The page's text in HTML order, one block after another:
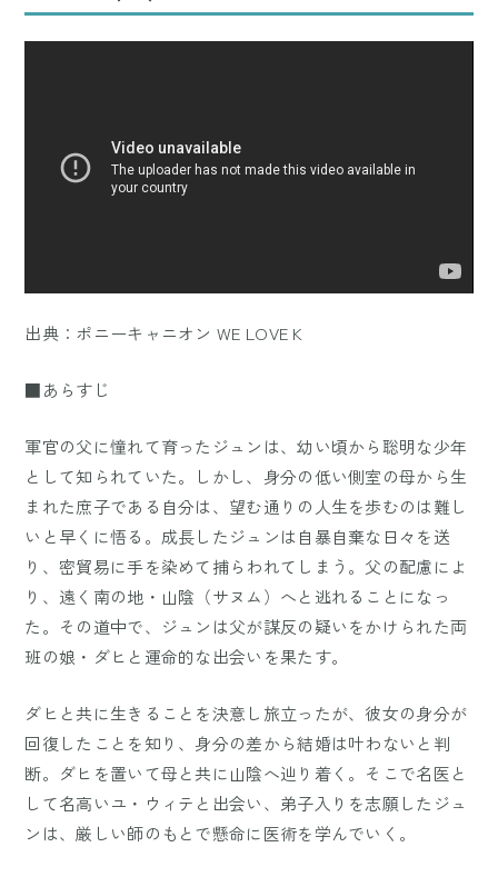
出典： ポニーキャニオン WE LOVE K
■あらすじ
軍官の父に憧れて育ったジュンは、幼い頃から聡明な少年
として知られていた。しかし、身分の低い側室の母から生
まれた庶子である自分は、望む通りの人生を歩むのは難し
いと早くに悟る。成長したジュンは自暴自棄な日々を送
り、密貿易に手を染めて捕らわれてしまう。父の配慮によ
り、遠く南の地・山陰（サヌム）へと逃れることになっ
た。その道中で、ジュンは父が謀反の疑いをかけられた両
班の娘・ダヒと運命的な出会いを果たす。
ダヒと共に生きることを決意し旅立ったが、彼女の身分が
回復したことを知り、身分の差から結婚は叶わないと判
断。ダヒを置いて母と共に山陰へ辿り着く。そこで名医と
して名高いユ・ウィテと出会い、弟子入りを志願したジュ
ンは、厳しい師のもとで懸命に医術を学んでいく。